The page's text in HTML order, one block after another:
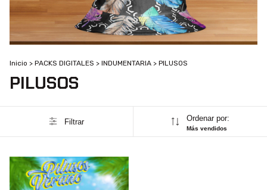
Inicio > PACKS DIGITALES > INDUMENTARIA > PILUSOS
PILUSOS
Filtrar Ordenar por:
Más vendidos